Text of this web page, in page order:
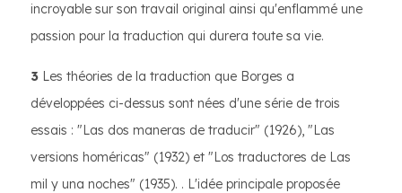
incroyable sur son travail original ainsi qu'enflammé une
passion pour la traduction qui durera toute sa vie.
3 Les théories de la traduction que Borges a
développées ci-dessus sont nées d'une série de trois
essais : "Las dos maneras de traducir" (1926), "Las
versions homéricas" (1932) et "Los traductores de Las
mil y una noches" (1935). . L'idée principale proposée